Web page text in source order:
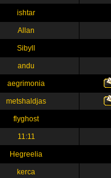
ishtar
Allan
Sibyll
andu
aegrimonia
metshaldjas
flyghost
11:11
Hegreelia
kerca